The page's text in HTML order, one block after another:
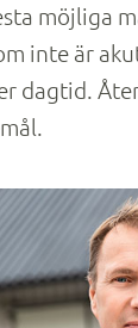
möjliga
inte är
dagtid.